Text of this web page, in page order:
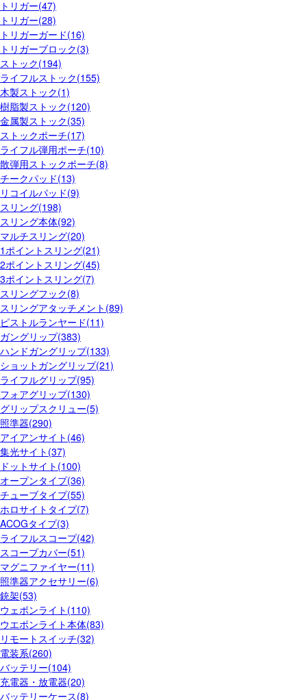
トリガー(47)
トリガー(28)
トリガーガード(16)
トリガーブロック(3)
ストック(194)
ライフルストック(155)
木製ストック(1)
樹脂製ストック(120)
金属製ストック(35)
ストックポーチ(17)
ライフル弾用ポーチ(10)
散弾用ストックポーチ(8)
チークパッド(13)
リコイルパッド(9)
スリング(198)
スリング本体(92)
マルチスリング(20)
1ポイントスリング(21)
2ポイントスリング(45)
3ポイントスリング(7)
スリングフック(8)
スリングアタッチメント(89)
ピストルランヤード(11)
ガングリップ(383)
ハンドガングリップ(133)
ショットガングリップ(21)
ライフルグリップ(95)
フォアグリップ(130)
グリップスクリュー(5)
照準器(290)
アイアンサイト(46)
集光サイト(37)
ドットサイト(100)
オープンタイプ(36)
チューブタイプ(55)
ホロサイトタイプ(7)
ACOGタイプ(3)
ライフルスコープ(42)
スコープカバー(51)
マグニファイヤー(11)
照準器アクセサリー(6)
銃架(53)
ウェポンライト(110)
ウエポンライト本体(83)
リモートスイッチ(32)
電装系(260)
バッテリー(104)
充電器・放電器(20)
バッテリーケース(8)